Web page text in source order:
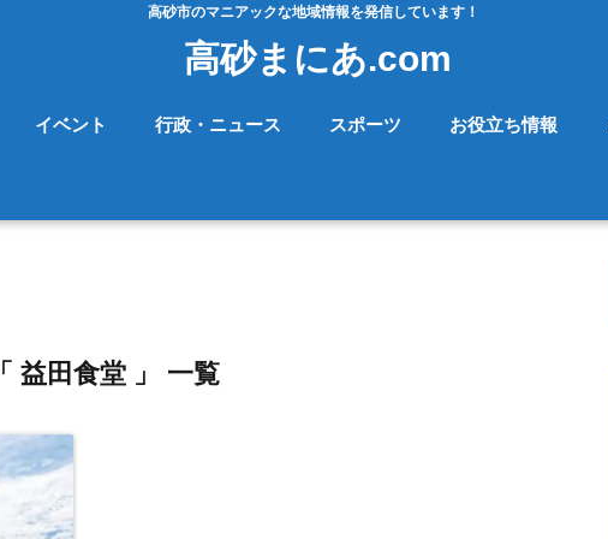
高砂市のマニアックな地域情報を発信しています！
高砂まにあ.com
イベント 行政・ニュース スポーツ お役立ち情報
「 益田食堂 」 一覧